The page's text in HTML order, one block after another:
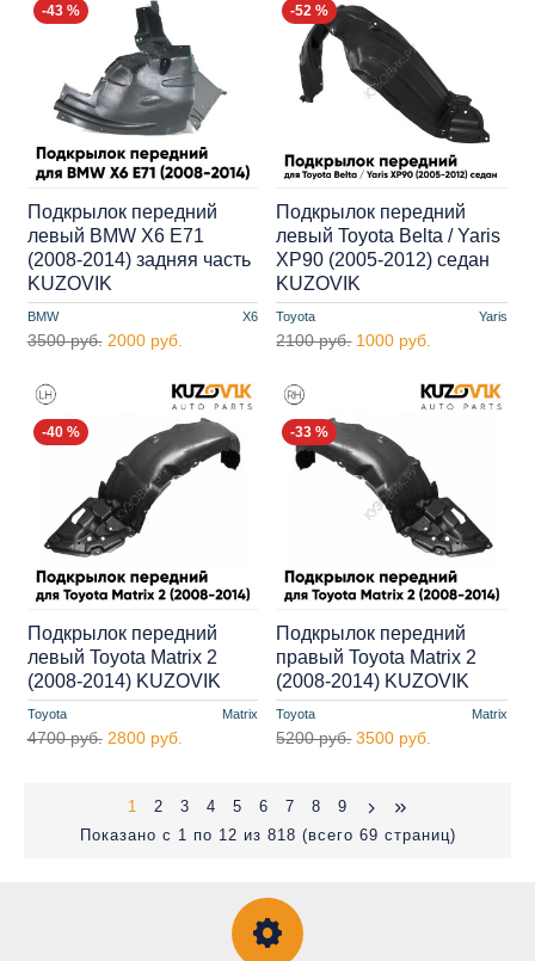
-43 %
BMW X6
Подкрылок передний
левый BMW X6 E71
(2008-2014) задняя часть
KUZOVIK
3500 руб. 2000 руб.
-52 %
Toyota Yaris
Подкрылок передний
левый Toyota Belta / Yaris
XP90 (2005-2012) седан
KUZOVIK
2100 руб. 1000 руб.
-40 %
Toyota Matrix
Подкрылок передний
левый Toyota Matrix 2
(2008-2014) KUZOVIK
4700 руб. 2800 руб.
-33 %
Toyota Matrix
Подкрылок передний
правый Toyota Matrix 2
(2008-2014) KUZOVIK
5200 руб. 3500 руб.
1 2 3 4 5 6 7 8
9
Показано с 1 по 12 из 818 (всего 69 страниц)